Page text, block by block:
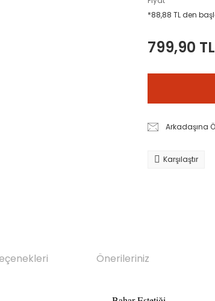
*88,88 TL den
799,90 TL
Arkadaşına
Karşılaştır
Önerileriniz